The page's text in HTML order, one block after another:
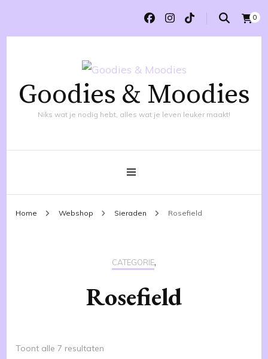
0
Goodies & Moodies
Niks wat je nodig hebt, alles wat je leven leuker maakt!
Home Webshop Sieraden Rosefield
CATEGORIE,
Rosefield
Toont alle 7 resultaten